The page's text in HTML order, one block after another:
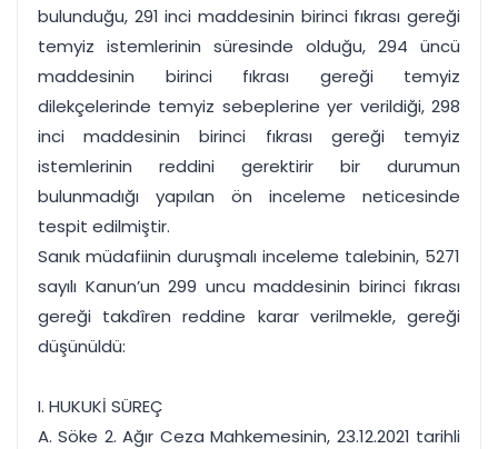
bulunduğu, 291 inci maddesinin birinci fıkrası gereği
temyiz istemlerinin süresinde olduğu, 294 üncü
maddesinin birinci fıkrası gereği temyiz
dilekçelerinde temyiz sebeplerine yer verildiği, 298
inci maddesinin birinci fıkrası gereği temyiz
istemlerinin reddini gerektirir bir durumun
bulunmadığı yapılan ön inceleme neticesinde
tespit edilmiştir.
Sanık müdafiinin duruşmalı inceleme talebinin, 5271
sayılı Kanun’un 299 uncu maddesinin birinci fıkrası
gereği takdîren reddine karar verilmekle, gereği
düşünüldü:
I. HUKUKİ SÜREÇ
A. Söke 2. Ağır Ceza Mahkemesinin, 23.12.2021 tarihli